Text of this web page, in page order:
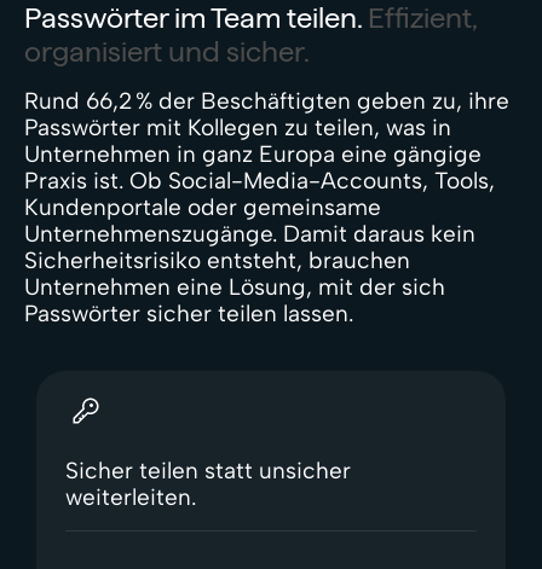
Passwörter im Team teilen. Effizient,
organisiert und sicher.
Rund 66,2 % der Beschäftigten geben zu, ihre
Passwörter mit Kollegen zu teilen, was in
Unternehmen in ganz Europa eine gängige
Praxis ist. Ob Social-Media-Accounts, Tools,
Kundenportale oder gemeinsame
Unternehmenszugänge. Damit daraus kein
Sicherheitsrisiko entsteht, brauchen
Unternehmen eine Lösung, mit der sich
Passwörter sicher teilen lassen.
Sicher teilen statt unsicher
weiterleiten.